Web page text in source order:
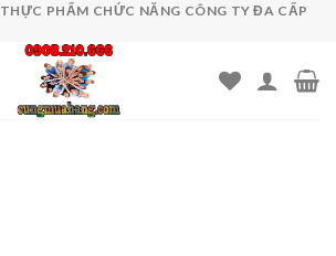
PHẨM CHỨC NĂNG CÔNG TY ĐA CẤP